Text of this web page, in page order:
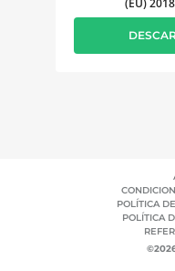
POLÍTICA
POLÍTICA